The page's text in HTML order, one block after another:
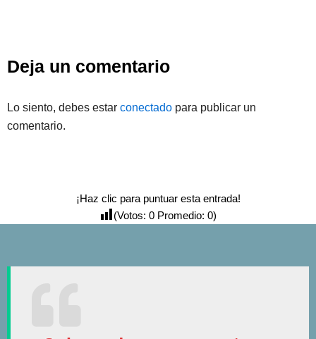
Deja un comentario
Lo siento, debes estar conectado para publicar un
comentario.
¡Haz clic para puntuar esta entrada!
(Votos: 0 Promedio: 0)